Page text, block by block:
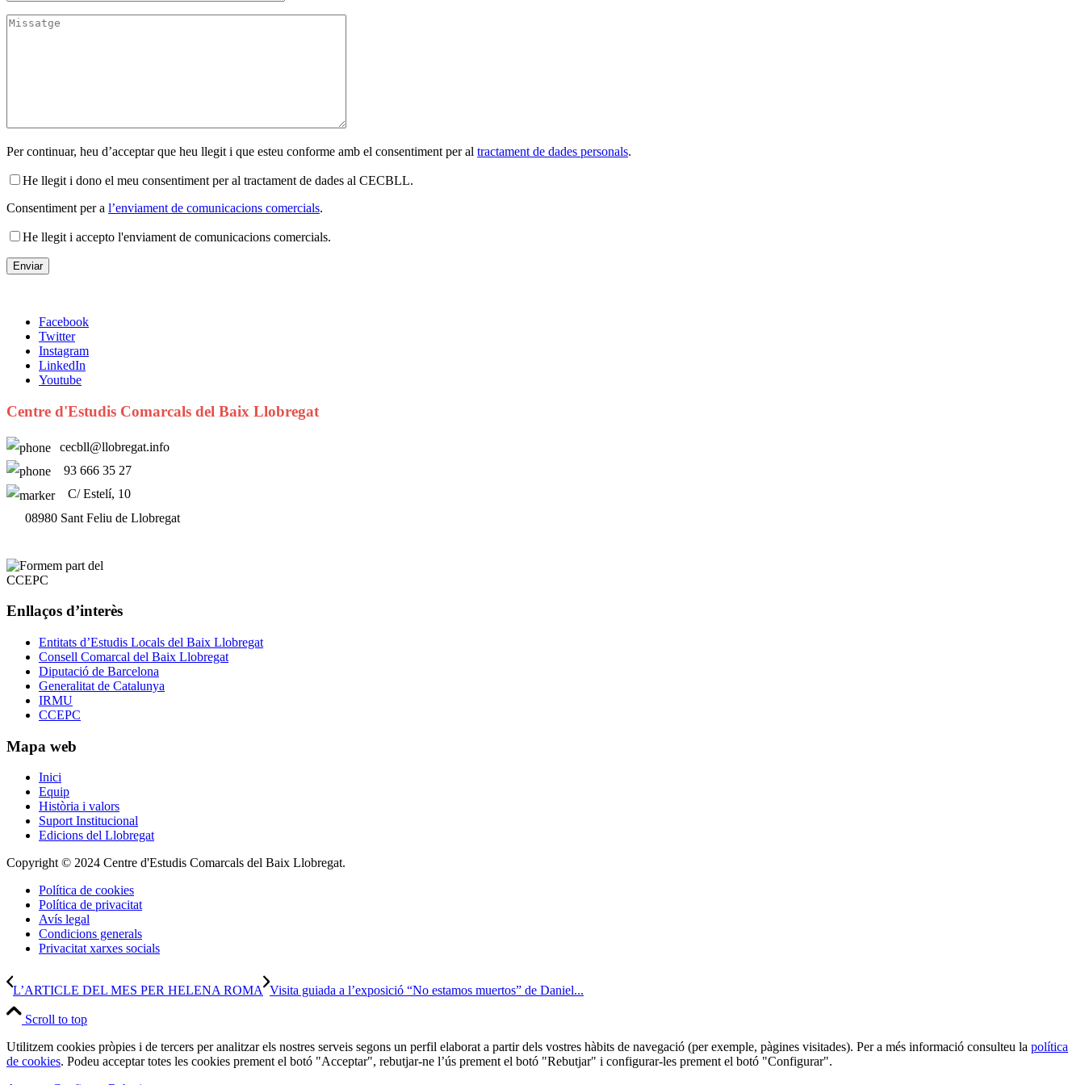
Per continuar, heu d’acceptar que heu llegit i que esteu conforme amb el consentiment per al tractament de dades personals.
He llegit i dono el meu consentiment per al tractament de dades al CECBLL.
Consentiment per a l’enviament de comunicacions comercials.
He llegit i accepto l'enviament de comunicacions comercials.
Facebook
Twitter
Instagram
LinkedIn
Youtube
Centre d'Estudis Comarcals del Baix Llobregat
cecbll@llobregat.info
93 666 35 27
C/ Estelí, 10
08980 Sant Feliu de Llobregat
Enllaços d’interès
Entitats d’Estudis Locals del Baix Llobregat
Consell Comarcal del Baix Llobregat
Diputació de Barcelona
Generalitat de Catalunya
IRMU
CCEPC
Mapa web
Inici
Equip
Història i valors
Suport Institucional
Edicions del Llobregat
Copyright © 2024 Centre d'Estudis Comarcals del Baix Llobregat.
Política de cookies
Política de privacitat
Avís legal
Condicions generals
Privacitat xarxes socials
L’ARTICLE DEL MES PER HELENA ROMA Visita guiada a l’exposició “No estamos muertos” de Daniel...
Scroll to top
Utilitzem cookies pròpies i de tercers per analitzar els nostres serveis segons un perfil elaborat a partir dels vostres hàbits de navegació (per exemple, pàgines visitades). Per a més informació consulteu la política
de cookies. Podeu acceptar totes les cookies prement el botó "Acceptar", rebutjar-ne l’ús prement el botó "Rebutjar" i configurar-les prement el botó "Configurar".